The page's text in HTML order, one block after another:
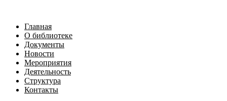
Главная
О библиотеке
Документы
Новости
Мероприятия
Деятельность
Структура
Контакты